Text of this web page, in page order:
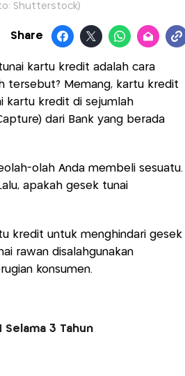
Shutterstock)
Share
kartu kredit adalah cara
tersebut? Memang, kartu kredit
kartu kredit di sejumlah
dari Bank yang berada
olah Anda membeli sesuatu.
apakah gesek tunai
kredit untuk menghindari gesek
rawan disalahgunakan
konsumen.
Selama 3 Tahun